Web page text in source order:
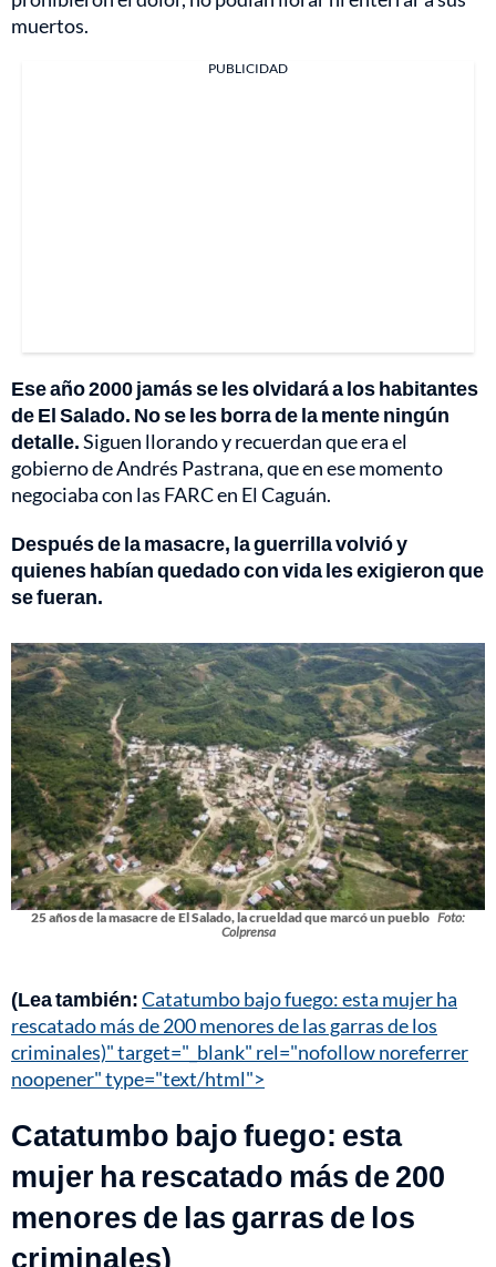
muertos.
PUBLICIDAD
Ese año 2000 jamás se les olvidará a los habitantes
de El Salado. No se les borra de la mente ningún
detalle.Siguen llorando y recuerdan que era el
gobierno de Andrés Pastrana, que en ese momento
negociaba con las FARC en El Caguán.
Después de la masacre, la guerrilla volvió y
quienes habían quedado con vida les exigieron que
se fueran.
25 años de la masacre de El Salado, la crueldad que marcó un pueblo Foto:
Colprensa
(Lea también:Catatumbo bajo fuego: esta mujer ha
rescatado más de 200 menores de las garras de los
criminales)" target="_blank" rel="nofollow noreferrer
noopener" type="text/html">
Catatumbo bajo fuego: esta
mujer ha rescatado más de 200
menores de las garras de los
criminales)